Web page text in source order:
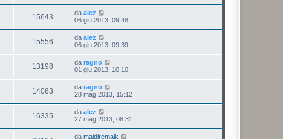
15643 da alez
06 giu 2013, 09:48
15556 da alez
06 giu 2013, 09:39
13198 da ragno
01 giu 2013, 10:10
14063 da ragno
28 mag 2013, 15:12
16335 da alez
27 mag 2013, 08:31
da maidiremaik